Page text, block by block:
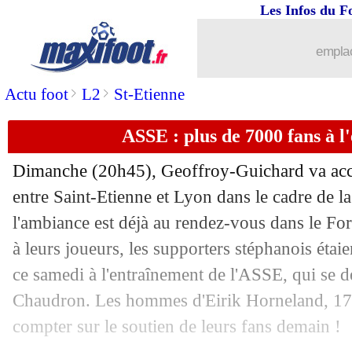
Actu foot> L2 > St-Etienne
Les Infos du
ASSE : plus de 7000 fans à
Dimanche (20h45), Geoffroy-Guichard va
entre Saint-Etienne et Lyon dans le cadre de
l'ambiance est déjà au rendez-vous dans le
à leurs joueurs, les supporters stéphanois
ce samedi à l'entraînement de l'ASSE, qui se
Chaudron. Les hommes d'Eirik Horneland,
compter sur le soutien de leurs fans demain !
Bayern : Olise, les mots forts de
19/04 Real: Sacchi défend Ancelotti
19/04 L1: Monaco-Strasbourg, les compos
19/04 Ang.: Manchester City à l'usure
19/04 All. : Leipzig freiné dans son élan
19/04 All. : le Bayern toujours plus proche
19/04 Inter : Yamal, pas inarrêtable pour